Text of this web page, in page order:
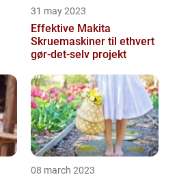
31 may 2023
Effektive Makita
Skruemaskiner til ethvert
gør-det-selv projekt
08 march 2023